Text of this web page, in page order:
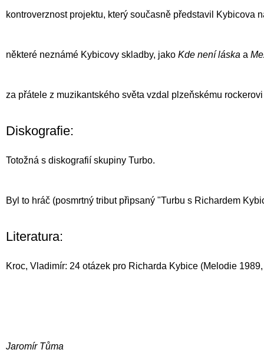
kontroverznost projektu, který současně představil Kybicova
některé neznámé Kybicovy skladby, jako Kde není láska a
za přátele z muzikantského světa vzdal plzeňskému
Diskografie:
Totožná s diskografií skupiny Turbo.
Byl to hráč (posmrtný tribut připsaný "Turbu s Richardem
Literatura:
Kroc, Vladimír: 24 otázek pro Richarda Kybice (Melodie
Jaromír Tůma